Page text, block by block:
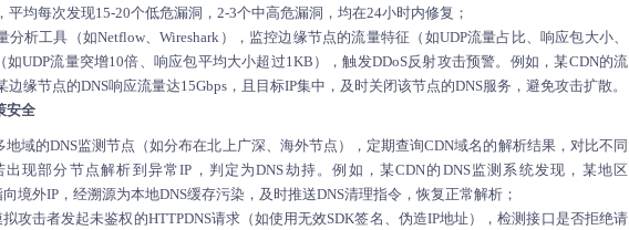
平均每次发现15-20个低危漏洞，2-3个中高危漏洞，均在24小时内修复；
分析工具（如Netflow、Wireshark），监控边缘节点的流量特征（如UDP流量占比、响应包大小、
如UDP流量突增10倍、响应包平均大小超过1KB），触发DDoS反射攻击预警。例如，某CDN的流
缘节点的DNS响应流量达15Gbps，且目标IP集中，及时关闭该节点的DNS服务，避免攻击扩散。
安全
地域的DNS监测节点（如分布在北上广深、海外节点），定期查询CDN域名的解析结果，对比不同
现部分节点解析到异常IP，判定为DNS劫持。例如，某CDN的DNS监测系统发现，某地区
境外IP，经溯源为本地DNS缓存污染，及时推送DNS清理指令，恢复正常解析；
拟攻击者发起未鉴权的HTTPDNS请求（如使用无效SDK签名、伪造IP地址），检测接口是否拒绝请